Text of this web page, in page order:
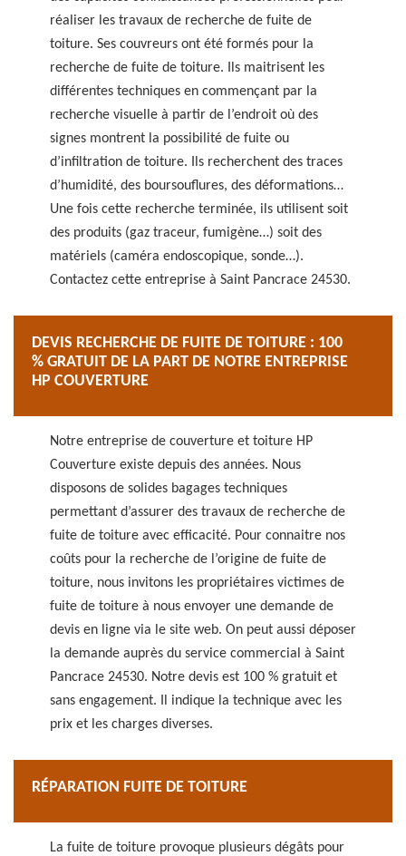
réaliser les travaux de recherche de fuite de
toiture. Ses couvreurs ont été formés pour la
recherche de fuite de toiture. Ils maitrisent les
différentes techniques en commençant par la
recherche visuelle à partir de l’endroit où des
signes montrent la possibilité de fuite ou
d’infiltration de toiture. Ils recherchent des traces
d’humidité, des boursouflures, des déformations…
Une fois cette recherche terminée, ils utilisent soit
des produits (gaz traceur, fumigène…) soit des
matériels (caméra endoscopique, sonde…).
Contactez cette entreprise à Saint Pancrace 24530.
DEVIS RECHERCHE DE FUITE DE TOITURE : 100
% GRATUIT DE LA PART DE NOTRE ENTREPRISE
HP COUVERTURE
Notre entreprise de couverture et toiture HP
Couverture existe depuis des années. Nous
disposons de solides bagages techniques
permettant d’assurer des travaux de recherche de
fuite de toiture avec efficacité. Pour connaitre nos
coûts pour la recherche de l’origine de fuite de
toiture, nous invitons les propriétaires victimes de
fuite de toiture à nous envoyer une demande de
devis en ligne via le site web. On peut aussi déposer
la demande auprès du service commercial à Saint
Pancrace 24530. Notre devis est 100 % gratuit et
sans engagement. Il indique la technique avec les
prix et les charges diverses.
RÉPARATION FUITE DE TOITURE
La fuite de toiture provoque plusieurs dégâts pour